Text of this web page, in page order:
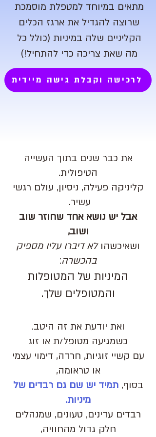
מתאים במיוחד למטפלת מוסמכת
שרוצה להגדיל את ארגז הכלים
הקליניים שלה במיניות (כולל כל
מה שאת צריכה כדי להתחיל!)
לרכישה וקבלת גישה מיידית
את כבר שנים בתוך העשייה
הטיפולית.
קליניקה פעילה, ניסיון, עולם רגשי
עשיר.
אבל יש נושא אחד שחוזר שוב
ושוב,
ושאיכשהולא דיברו עליו מספיק
בהכשרה:
המיניות של המטופלות
והמטופלים שלך.
ואת יודעת את זה היטב.
כשמגיעה מטופל/ת או זוג
עם קשיי זוגיות, חרדה, דימוי עצמי
או טראומה,
בסוף,תמיד יש שם גם רבדים של
מיניות.
רבדים עדינים, טעונים, שמנהלים
חלק גדול מהחוויה,